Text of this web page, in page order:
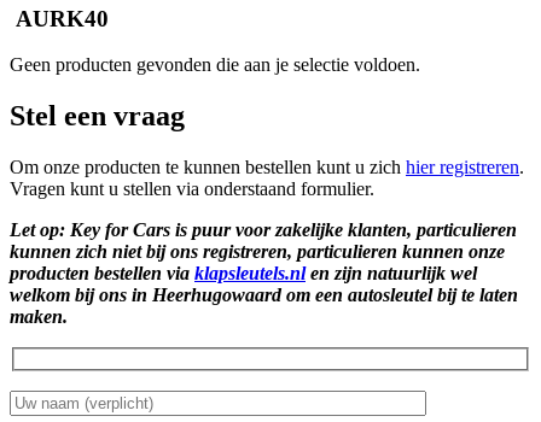
AURK40
Geen producten gevonden die aan je selectie voldoen.
Stel een vraag
Om onze producten te kunnen bestellen kunt u zich hier registreren.
Vragen kunt u stellen via onderstaand formulier.
Let op: Key for Cars is puur voor zakelijke klanten, particulieren
kunnen zich niet bij ons registreren, particulieren kunnen onze
producten bestellen via klapsleutels.nlen zijn natuurlijk wel
welkom bij ons in Heerhugowaard om een autosleutel bij te laten
maken.